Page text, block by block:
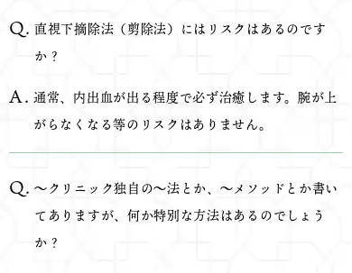
直視下摘除法（剪除法）にはリスクはあるのです
か？
通常、内出血が出る程度で必ず治癒します。腕が上
がらなくなる等のリスクはありません。
～クリニック独自の～法とか、～メソッドとか書い
てありますが、何か特別な方法はあるのでしょう
か？